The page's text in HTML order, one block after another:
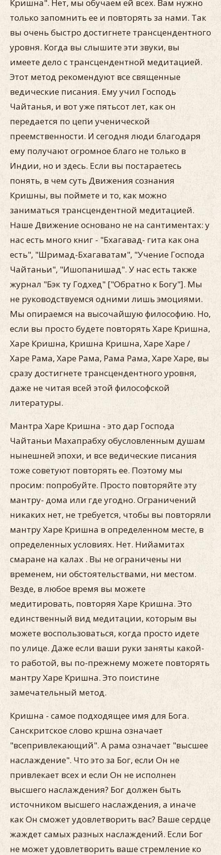
Кришна". Нет, мы обучаем ей всех. Вам нужно
только запомнить ее и повторять за нами. Так
вы очень быстро достигнете трансцендентного
уровня. Когда вы слышите эти звуки, вы
имеете дело с трансцендентной медитацией.
Этот метод рекомендуют все священные
ведические писания. Ему учил Господь
Чайтанья, и вот уже пятьсот лет, как он
передается по цепи ученической
преемственности. И сегодня люди благодаря
ему получают огромное благо не только в
Индии, но и здесь. Если вы постараетесь
понять, в чем суть Движения сознания
Кришны, вы поймете и то, как можно
заниматься трансцендентной медитацией.
Наше Движение основано не на сантиментах: у
нас есть много книг - "Бхагавад- гита как она
есть", "Шримад-Бхагаватам", "Учение Господа
Чайтаньи", "Ишопанишад". У нас есть также
журнал "Бэк ту Годхед" ["Обратно к Богу"]. Мы
не руководствуемся одними лишь эмоциями.
Мы опираемся на высочайшую философию. Но,
если вы просто будете повторять Харе Кришна,
Харе Кришна, Кришна Кришна, Харе Харе /
Харе Рама, Харе Рама, Рама Рама, Харе Харе, вы
сразу достигнете трансцендентного уровня,
даже не читая всей этой философской
литературы.
Мантра Харе Кришна - это дар Господа
Чайтаньи Махапрабху обусловленным душам
нынешней эпохи, и все ведические писания
тоже советуют повторять ее. Поэтому мы
просим: попробуйте. Просто повторяйте эту
мантру- дома или где угодно. Ограничений
никаких нет, не требуется, чтобы вы повторяли
мантру Харе Кришна в определенном месте, в
определенных условиях. Нет. Нийамитах
смаране на калах . Вы не ограничены ни
временем, ни обстоятельствами, ни местом.
Везде, в любое время вы можете
медитировать, повторяя Харе Кришна. Это
единственный вид медитации, которым вы
можете воспользоваться, когда просто идете
по улице. Даже если ваши руки заняты какой-
то работой, вы по-прежнему можете повторять
мантру Харе Кришна. Это поистине
замечательный метод.
Кришна - самое подходящее имя для Бога.
Санскритское слово кршна означает
"всепривлекающий". А рама означает "высшее
наслаждение". Что это за Бог, если Он не
привлекает всех и если Он не исполнен
высшего наслаждения? Бог должен быть
источником высшего наслаждения, а иначе
как Он сможет удовлетворить вас? Ваше сердце
жаждет самых разных наслаждений. Если Бог
не может удовлетворить ваше стремление ко